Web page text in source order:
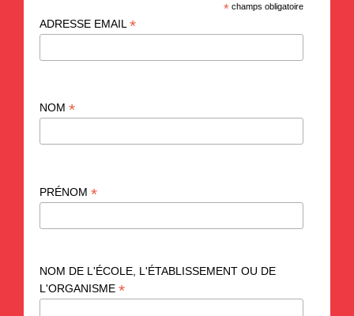
* champs obligatoire
ADRESSE EMAIL *
NOM *
PRÉNOM *
NOM DE L'ÉCOLE, L'ÉTABLISSEMENT OU DE
L'ORGANISME *